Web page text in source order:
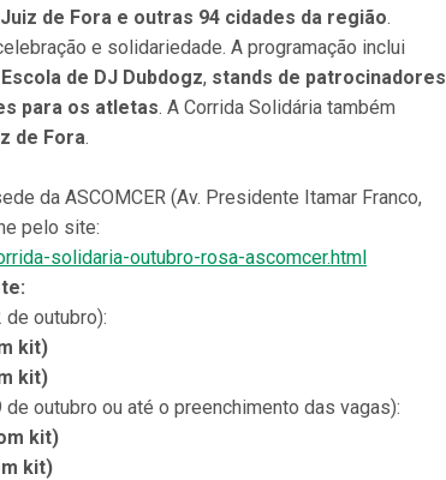
Juiz de Fora e outras 94 cidades da região.
e solidariedade. A programação inclui
de DJ Dubdogz, stands de patrocinadores
para os atletas. A Corrida Solidária também
de Fora.
da ASCOMCER (Av. Presidente Itamar Franco,
pelo site:
solidaria-outubro-rosa-ascomcer.html
de outubro):
kit)
kit)
de outubro ou até o preenchimento das vagas):
kit)
kit)